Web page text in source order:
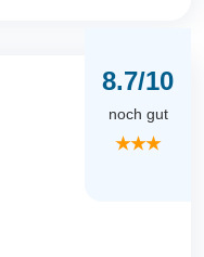
8.7/10
noch gut
★★★